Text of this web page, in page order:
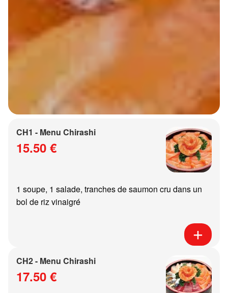
CH1 - Menu Chirashi
15.50 €
1 soupe, 1 salade, tranches de saumon cru dans un
bol de riz vinaigré
CH2 - Menu Chirashi
17.50 €